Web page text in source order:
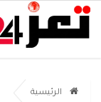
الرئيسية